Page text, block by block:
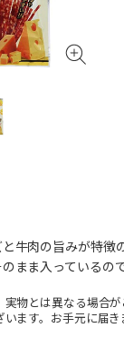
牛肉の旨みが特
まま入っているの
物とは異なる場合
ます。お手元に届